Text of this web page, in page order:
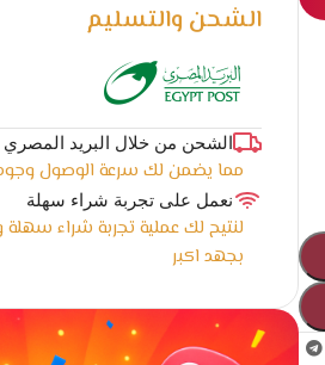
الشحن والتسليم
الشحن من خلال البريد المصري
مما يضمن لك سرعة الوصول
نعمل على تجربة شراء سهلة
لنتيح لك عملية تجربة شراء
بجهد اكبر